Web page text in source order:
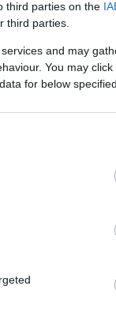
third parties on the
third parties.
and may
You may
for below
στο όνομα
Φιτζέραλντ
Center».
κλείσιμο
Κένεντι
δεν
από το